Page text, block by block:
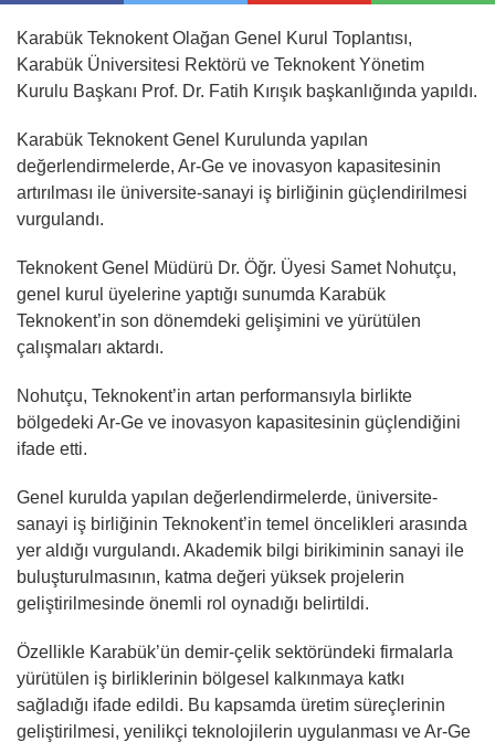
Karabük Teknokent Olağan Genel Kurul Toplantısı,
Karabük Üniversitesi Rektörü ve Teknokent Yönetim
Kurulu Başkanı Prof. Dr. Fatih Kırışık başkanlığında yapıldı.
Karabük Teknokent Genel Kurulunda yapılan
değerlendirmelerde, Ar-Ge ve inovasyon kapasitesinin
artırılması ile üniversite-sanayi iş birliğinin güçlendirilmesi
vurgulandı.
Teknokent Genel Müdürü Dr. Öğr. Üyesi Samet Nohutçu,
genel kurul üyelerine yaptığı sunumda Karabük
Teknokent’in son dönemdeki gelişimini ve yürütülen
çalışmaları aktardı.
Nohutçu, Teknokent’in artan performansıyla birlikte
bölgedeki Ar-Ge ve inovasyon kapasitesinin güçlendiğini
ifade etti.
Genel kurulda yapılan değerlendirmelerde, üniversite-
sanayi iş birliğinin Teknokent’in temel öncelikleri arasında
yer aldığı vurgulandı. Akademik bilgi birikiminin sanayi ile
buluşturulmasının, katma değeri yüksek projelerin
geliştirilmesinde önemli rol oynadığı belirtildi.
Özellikle Karabük’ün demir-çelik sektöründeki firmalarla
yürütülen iş birliklerinin bölgesel kalkınmaya katkı
sağladığı ifade edildi. Bu kapsamda üretim süreçlerinin
geliştirilmesi, yenilikçi teknolojilerin uygulanması ve Ar-Ge